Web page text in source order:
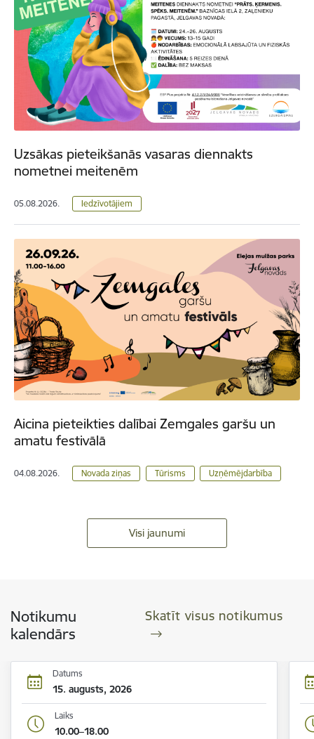
Uzsākas pieteikšanās vasaras diennakts
nometnei meitenēm
05.08.2026. Iedzīvotājiem
Aicina pieteikties dalībai Zemgales garšu un
amatu festivālā
04.08.2026. Novada ziņas Tūrisms Uzņēmējdarbība
Visi jaunumi
Notikumu
kalendārs
Skatīt visus notikumus
Datums
15. augusts, 2026
Laiks
10.00–18.00